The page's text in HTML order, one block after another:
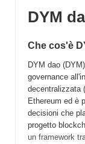
DYM
Che cos'è
DYM dao
governance
decentralizzata
Ethereum ed è
decisioni che
progetto
un framework